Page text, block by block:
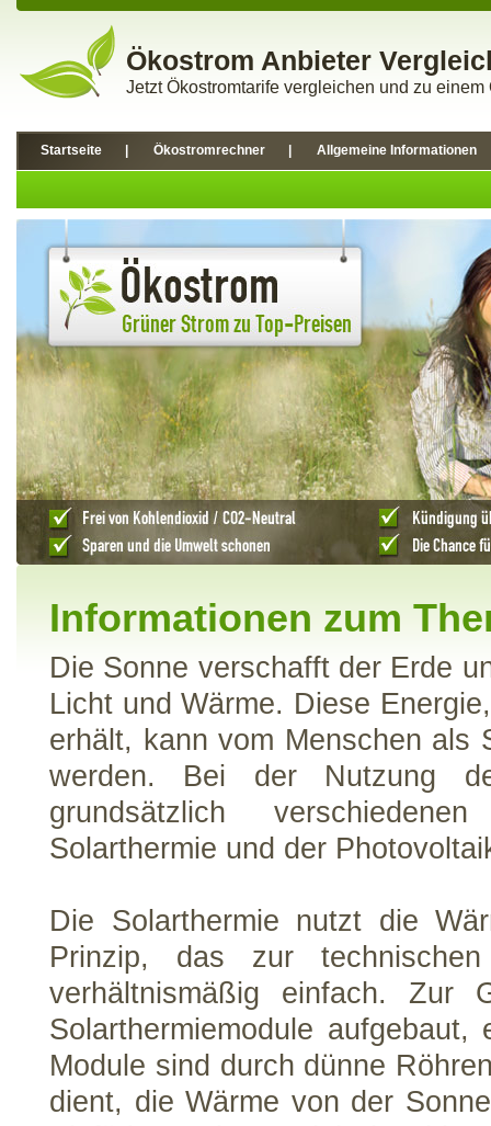
Ökostrom Anbieter
Jetzt Ökostromtarife vergleichen und zu
Startseite Ökostromrechner Allgemeine Informationen
Informationen zum
Die Sonne verschafft der Erde
Licht und Wärme. Diese
erhält, kann vom Menschen als
werden. Bei der Nutzung
grundsätzlich
Solarthermie und der
Die Solarthermie nutzt die
Prinzip, das zur
verhältnismäßig einfach. Zur
Solarthermiemodule
Module sind durch dünne
dient, die Wärme von der